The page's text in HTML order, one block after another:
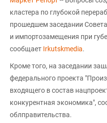
кластера по глубокой
прошедшем заседании
и импортозамещения при
сообщает Irkutskmedia.
Кроме того, на заседании
федерального проекта
входящего в состав
конкурентная экономика",
облправительства.